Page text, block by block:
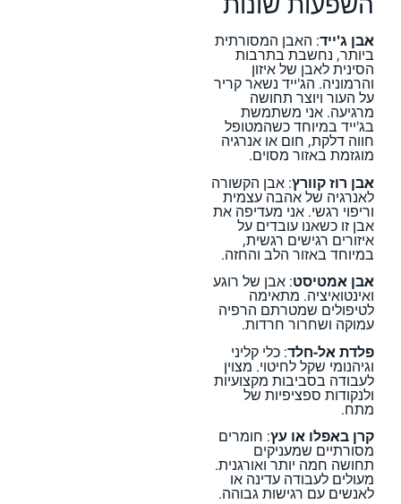
אבן ג'ייד: האבן המסורתית
ביותר, נחשבת בתרבות
הסינית לאבן של איזון
והרמוניה. הג'ייד נשאר קריר
על העור ויוצר תחושה
מרגיעה. אני משתמשת
בג'ייד במיוחד כשהמטופל
חווה דלקת, חום או אנרגיה
מוגזמת באזור מסוים.
אבן רוז קוורץ: אבן הקשורה
לאנרגיה של אהבה עצמית
וריפוי רגשי. אני מעדיפה את
אבן זו כשאנו עובדים על
איזורים רגישים רגשית,
במיוחד באזור הלב והחזה.
אבן אמטיסט: אבן של רוגע
ואינטואיציה. מתאימה
לטיפולים שמטרתם הרפיה
עמוקה ושחרור חרדות.
פלדת אל-חלד: כלי קליני
וגיהנומי שקל לחיטוי. מצוין
לעבודה בסביבות מקצועיות
ולנקודות ספציפיות של
מתח.
קרן באפלו או עץ: חומרים
מסורתיים שמעניקים
תחושה חמה יותר ואורגנית.
מעולים לעבודה עדינה או
לאנשים עם רגישות גבוהה.